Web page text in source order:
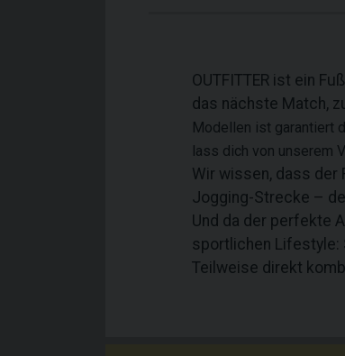
OUTFITTER ist ein
das nächste Match,
Modellen ist garantiert
lass dich von unserem
Wir wissen, dass der
Jogging-Strecke –
Und da der perfekte
sportlichen Lifestyle:
Teilweise direkt